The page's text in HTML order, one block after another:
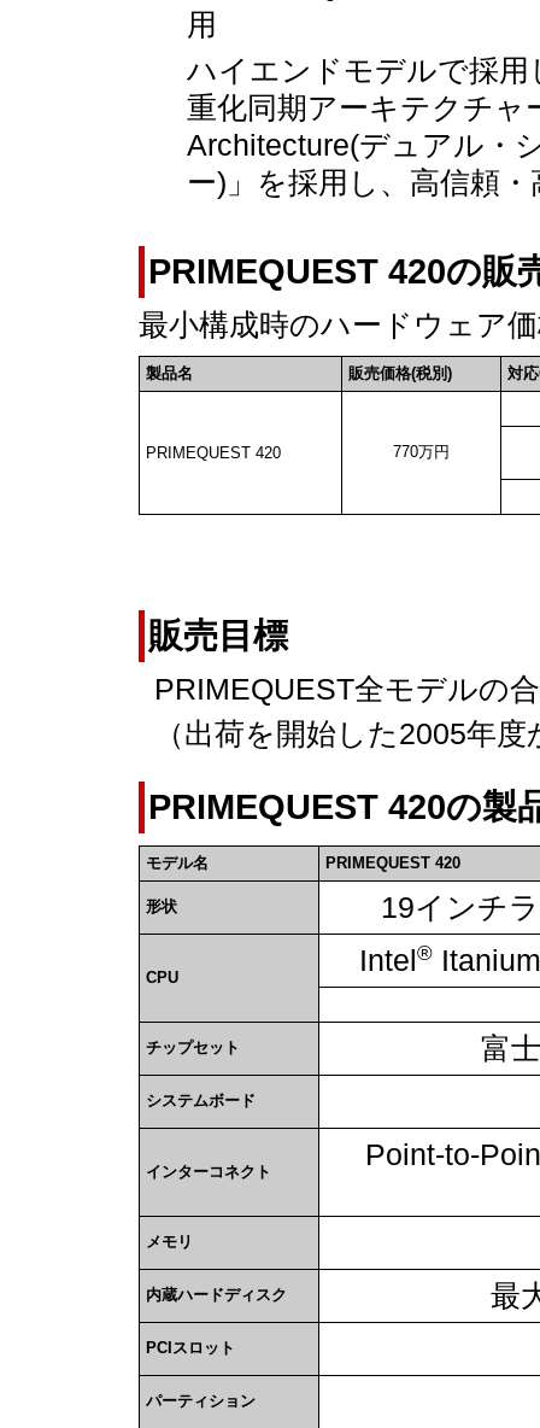
用
ハイエンドモデルで採
重化同期アーキテクチャ
Architecture(デュアル・
ー)」を採用し、高信頼
PRIMEQUEST 420の販
最小構成時のハードウェア
製品名 販売価格(税別) 対
PRIMEQUEST 420 770万円
販売目標
PRIMEQUEST全モデルの
（出荷を開始した2005年
PRIMEQUEST 420の製
モデル名 PRIMEQUEST 420
形状 19インチ
CPU
Intel®Itanium
チップセット 富
システムボード
インターコネクト
Point-to-
メモリ
内蔵ハードディスク 最
PCIスロット
パーティション